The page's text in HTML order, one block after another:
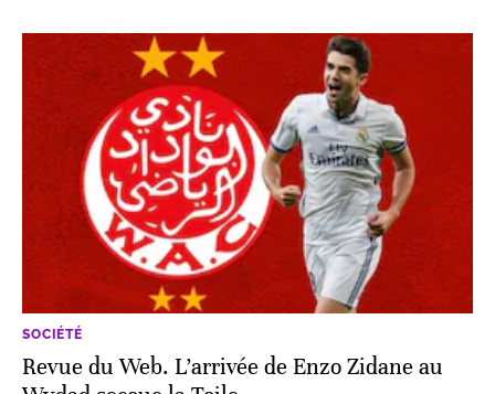
SOCIÉTÉ
Revue du Web. L’arrivée de Enzo Zidane au